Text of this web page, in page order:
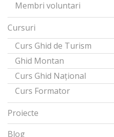
Membri voluntari
Cursuri
Curs Ghid de Turism
Ghid Montan
Curs Ghid Național
Curs Formator
Proiecte
Blog